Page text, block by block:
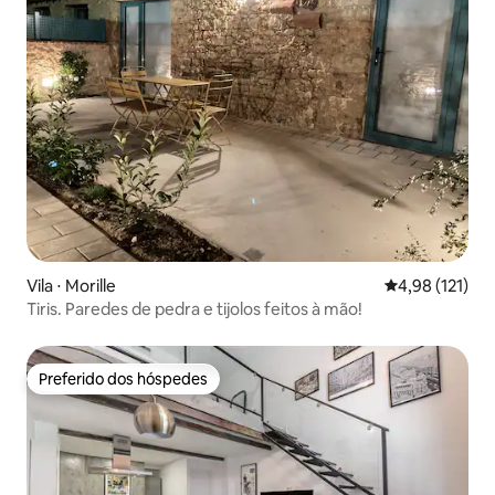
Vila ⋅ Morille 4,98 de uma
4,98 (121)
Tiris. Paredes de pedra e tijolos feitos à mão!
Preferido dos hóspedes
Preferido dos hóspedes